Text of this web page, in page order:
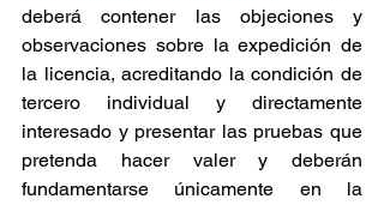
deberá contener las objeciones y
observaciones sobre la expedición de
la licencia, acreditando la condición de
tercero individual y directamente
interesado y presentar las pruebas que
pretenda hacer valer y deberán
fundamentarse únicamente en la